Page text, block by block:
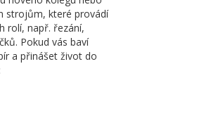
strojům, které provádí
rolí, např. řezání,
Pokud vás baví
a přinášet život do